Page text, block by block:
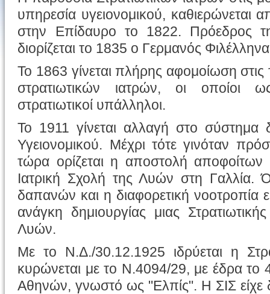
υπηρεσία υγειονομικού, καθιερώνεται
στην Επίδαυρο το 1822. Πρόεδρος
διορίζεται το 1835 ο Γερμανός
Το 1863 γίνεται πλήρης αφομοίωση στις
στρατιωτικών ιατρών, οι οποίοι
στρατιωτικοί υπάλληλοι.
Το 1911 γίνεται αλλαγή στο σύστημα
Υγειονομικού. Μέχρι τότε γινόταν
τώρα ορίζεται η αποστολή αποφοίτων
Ιατρική Σχολή της Λυών στη
δαπανών και η διαφορετική νοοτροπία
ανάγκη δημιουργίας μιας
Λυών.
Με το Ν.Δ./30.12.1925 ιδρύεται η
κυρώνεται με το Ν.4094/29, με έδρα το
Αθηνών, γνωστό ως "Ελπίς". Η ΣΙΣ είχε